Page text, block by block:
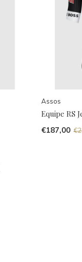
Assos
Equipe RS
€187,00